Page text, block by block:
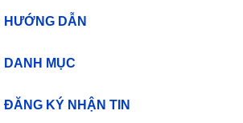
HƯỚNG DẪN
DANH MỤC
ĐĂNG KÝ NHẬN TIN